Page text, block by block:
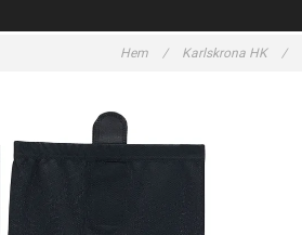
Hem / Karlskrona HK /